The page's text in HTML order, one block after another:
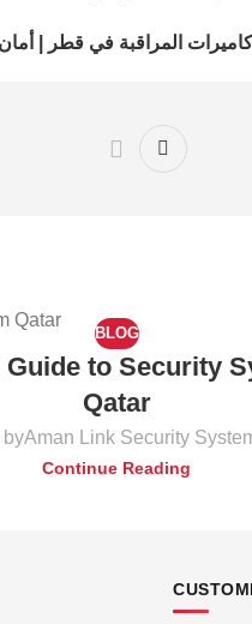
المراقبة في قطر | أمان
BLOG
Guide to Security
Qatar
byAman Link Security
Continue Reading